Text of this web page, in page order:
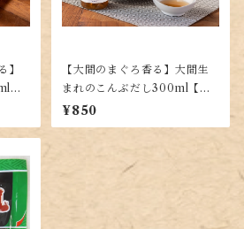
】
【大間のまぐろ香る】大間生
まれのこんぶだし300ml【手
軽な液体だし】
¥850